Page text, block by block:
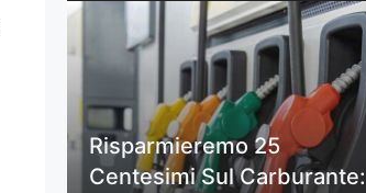
Risparmieremo 25
Centesimi Sul Carburante: